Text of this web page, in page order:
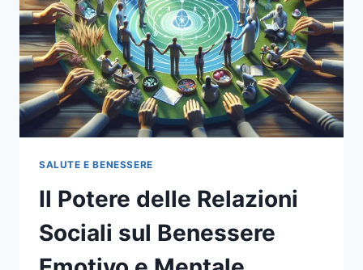
CASA
SALUTE E BENESSERE
Il Potere delle Relazioni
Sociali sul Benessere